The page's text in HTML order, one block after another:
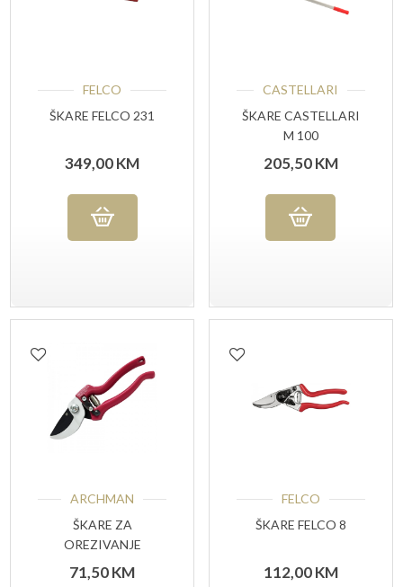
FELCO
ŠKARE FELCO 231
349,00KM
CASTELLARI
ŠKARE CASTELLARI
M 100
205,50KM
ARCHMAN
ŠKARE ZA
OREZIVANJE
ARCHMAN ART.26H
71,50KM
FELCO
ŠKARE FELCO 8
112,00KM